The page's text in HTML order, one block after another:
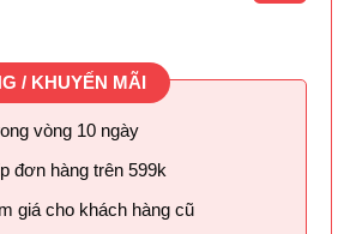
/ KHUYẾN MÃI
vòng 10 ngày
đơn hàng trên 599k
giá cho khách hàng cũ